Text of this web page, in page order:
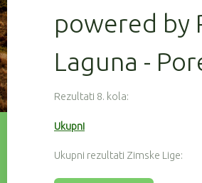
powered by
Laguna -
Rezultati 8. kola:
Ukupni
Ukupni rezultati Zimske Lige: